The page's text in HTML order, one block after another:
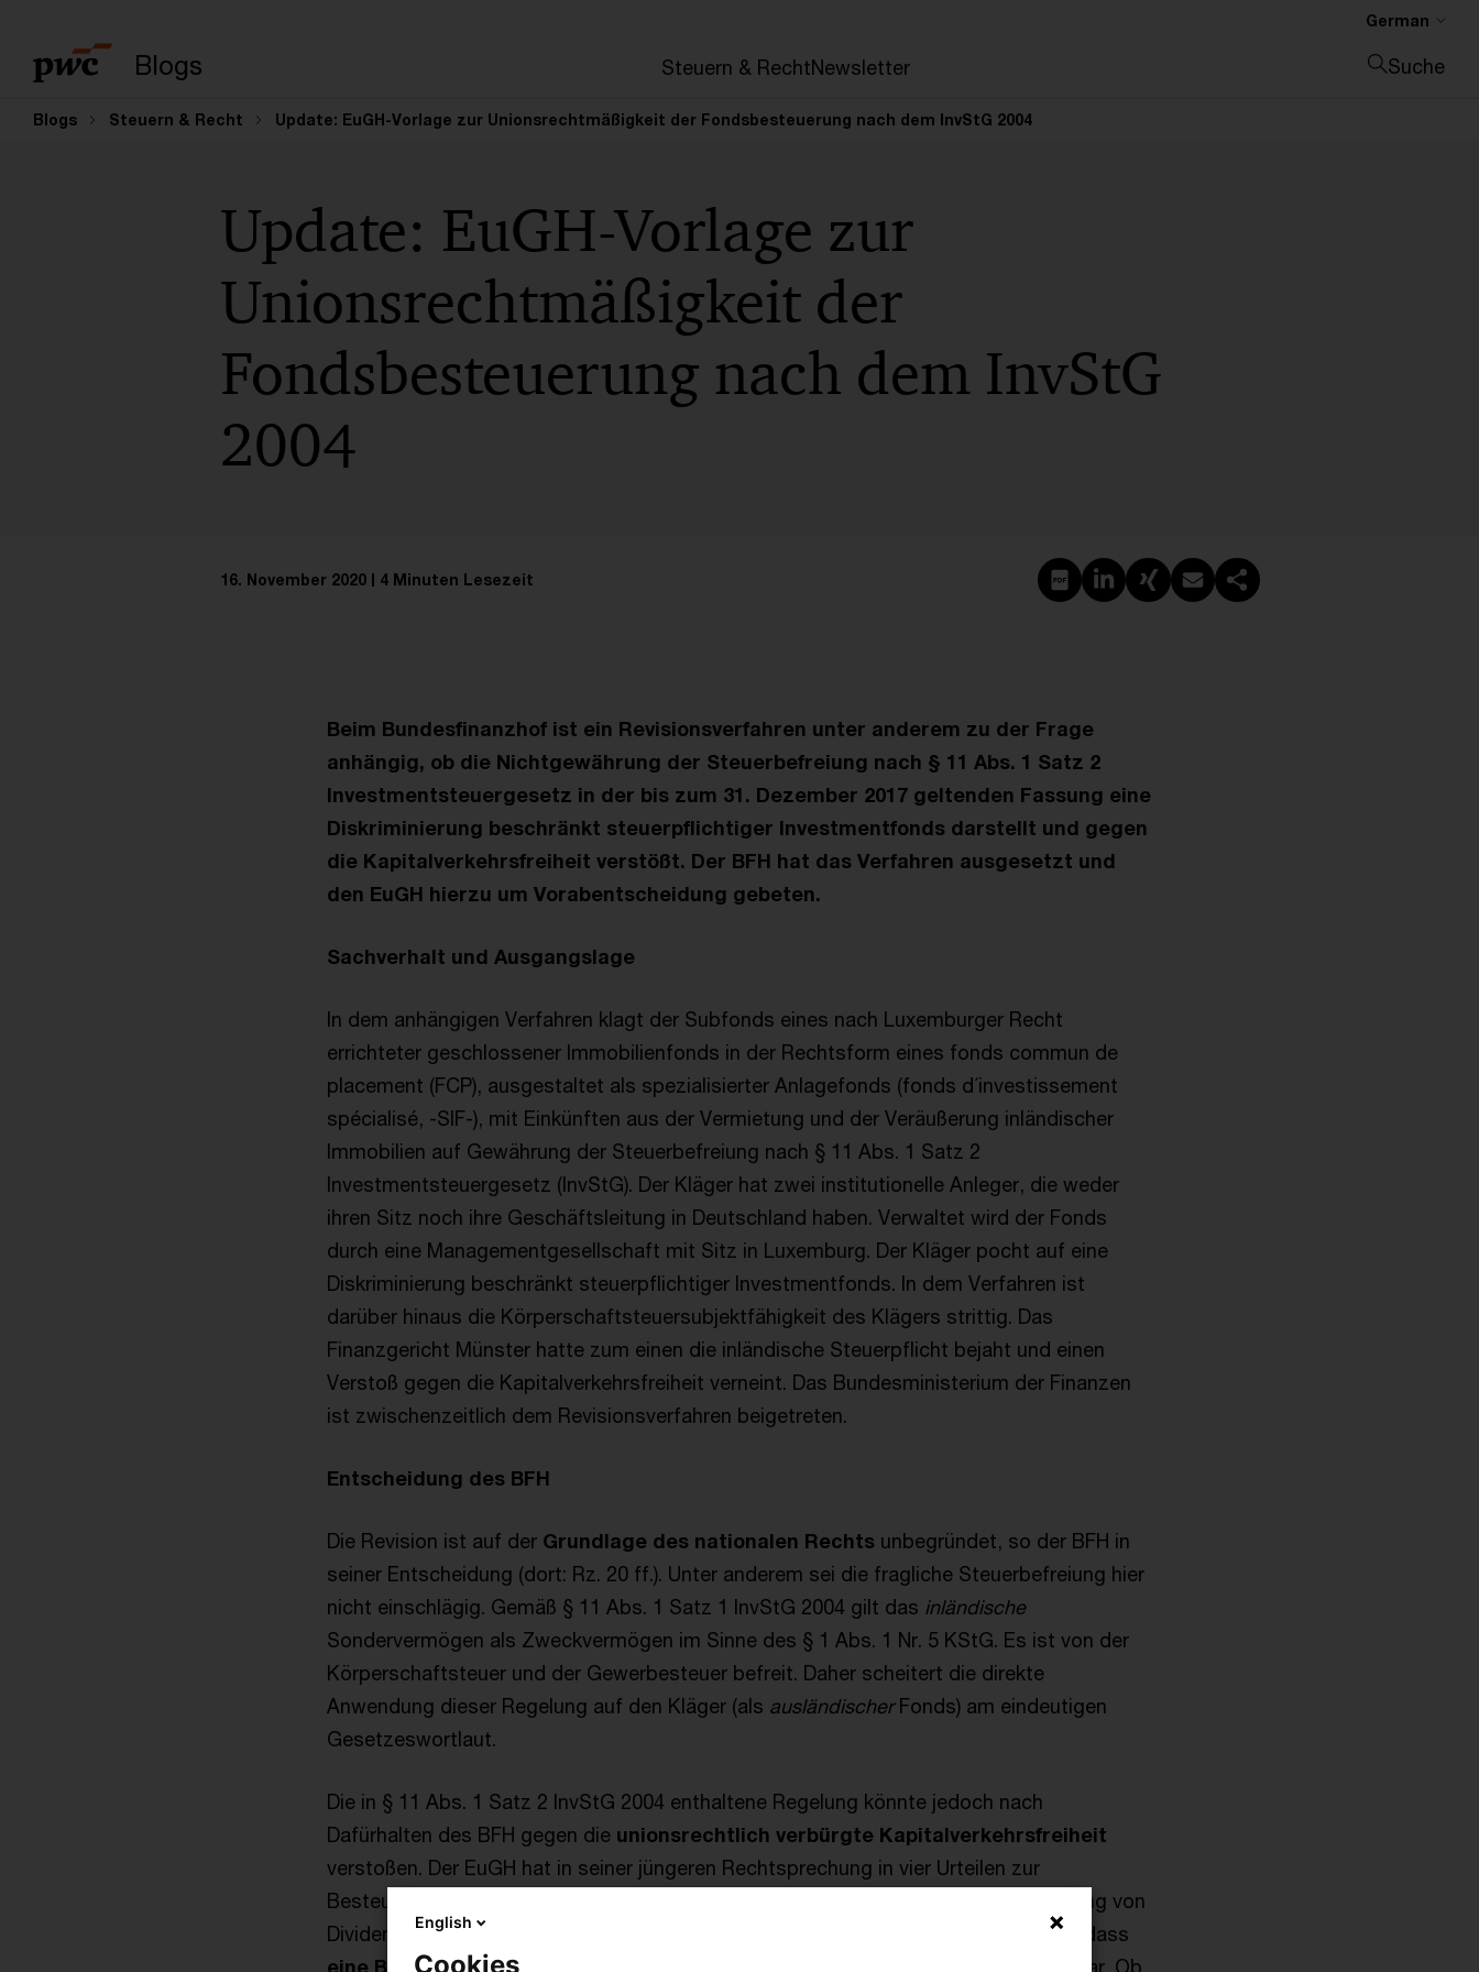
Blogs Steuern & RechtNewsletter
German
Suche
Blogs Steuern & Recht Update: EuGH-Vorlage zur Unionsrechtmäßigkeit der Fondsbesteuerung nach dem InvStG 2004
Update: EuGH-Vorlage zur
Unionsrechtmäßigkeit der
Fondsbesteuerung nach dem InvStG
2004
16. November 2020 4 Minuten Lesezeit PDF erstellen
Auf LinkedIn teilen
Auf Xing teilen
Per E-Mail teilen
Link kopieren
Beim Bundesfinanzhof ist ein Revisionsverfahren unter anderem zu der Frage
anhängig, ob die Nichtgewährung der Steuerbefreiung nach § 11 Abs. 1 Satz 2
Investmentsteuergesetz in der bis zum 31. Dezember 2017 geltenden Fassung eine
Diskriminierung beschränkt steuerpflichtiger Investmentfonds darstellt und gegen
die Kapitalverkehrsfreiheit verstößt. Der BFH hat das Verfahren ausgesetzt und
den EuGH hierzu um Vorabentscheidung gebeten.
Sachverhalt und Ausgangslage
In dem anhängigen Verfahren klagt der Subfonds eines nach Luxemburger Recht
errichteter geschlossener Immobilienfonds in der Rechtsform eines fonds commun de
placement (FCP), ausgestaltet als spezialisierter Anlagefonds (fonds d´investissement
spécialisé, -SIF-), mit Einkünften aus der Vermietung und der Veräußerung inländischer
Immobilien auf Gewährung der Steuerbefreiung nach § 11 Abs. 1 Satz 2
Investmentsteuergesetz (InvStG). Der Kläger hat zwei institutionelle Anleger, die weder
ihren Sitz noch ihre Geschäftsleitung in Deutschland haben. Verwaltet wird der Fonds
durch eine Managementgesellschaft mit Sitz in Luxemburg. Der Kläger pocht auf eine
Diskriminierung beschränkt steuerpflichtiger Investmentfonds. In dem Verfahren ist
darüber hinaus die Körperschaftsteuersubjektfähigkeit des Klägers strittig. Das
Finanzgericht Münster hatte zum einen die inländische Steuerpflicht bejaht und einen
Verstoß gegen die Kapitalverkehrsfreiheit verneint. Das Bundesministerium der Finanzen
ist zwischenzeitlich dem Revisionsverfahren beigetreten.
Entscheidung des BFH
Die Revision ist auf der Grundlage des nationalen Rechts unbegründet, so der BFH in
seiner Entscheidung (dort: Rz. 20 ff.). Unter anderem sei die fragliche Steuerbefreiung hier
nicht einschlägig. Gemäß § 11 Abs. 1 Satz 1 InvStG 2004 gilt das inländische
Sondervermögen als Zweckvermögen im Sinne des § 1 Abs. 1 Nr. 5 KStG. Es ist von der
Körperschaftsteuer und der Gewerbesteuer befreit. Daher scheitert die direkte
Anwendung dieser Regelung auf den Kläger (als ausländischerFonds) am eindeutigen
Gesetzeswortlaut.
Die in § 11 Abs. 1 Satz 2 InvStG 2004 enthaltene Regelung könnte jedoch nach
Dafürhalten des BFH gegen die unionsrechtlich verbürgte Kapitalverkehrsfreiheit
verstoßen. Der EuGH hat in seiner jüngeren Rechtsprechung in vier Urteilen zur
Besteuerung von Fonds und zur Ungleichbehandlung bei der steuerlichen Behandlung von
Dividenden Stellung genommen (Rz. 37). Der EuGH ist jeweils davon ausgegangen, dass
eine Beschränkung des freien Kapitalverkehrs
vorlag, die nicht gerechtfertigt war. Ob
English
Cookies